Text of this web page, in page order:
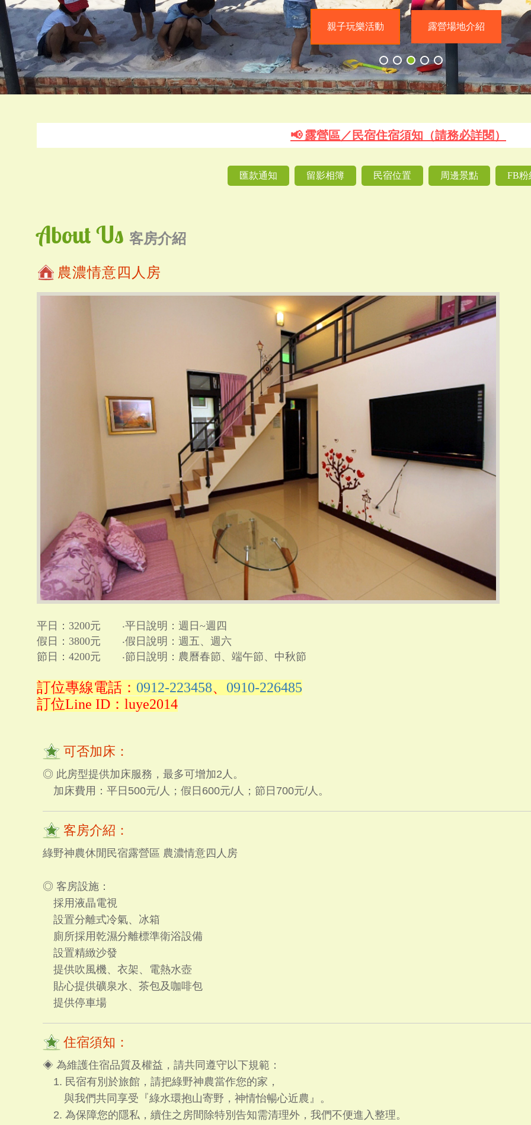
親子玩樂活動 露營場地介紹
親子玩樂活動 露營場地介紹
📢 露營區／民宿住宿須知（請務必詳閱）
匯款通知 留影相簿 民宿位置 周邊景點 FB粉
About Us 客房介紹
農濃情意四人房
平日：3200元 ‧平日說明：週日~週四
假日：3800元 ‧假日說明：週五、週六
節日：4200元 ‧節日說明：農曆春節、端午節、中秋節
訂位專線電話： 0912-223458、 0910-226485
訂位Line ID：luye2014
可否加床：
◎ 此房型提供加床服務，最多可增加2人。
加床費用：平日500元/人；假日600元/人；節日700元/人。
客房介紹：
綠野神農休閒民宿露營區 農濃情意四人房
◎ 客房設施：
採用液晶電視
設置分離式冷氣、冰箱
廁所採用乾濕分離標準衛浴設備
設置精緻沙發
提供吹風機、衣架、電熱水壺
貼心提供礦泉水、茶包及咖啡包
提供停車場
住宿須知：
◈ 為維護住宿品質及權益，請共同遵守以下規範：
1. 民宿有別於旅館，請把綠野神農當作您的家，
與我們共同享受『綠水環抱山寄野，神情怡暢心近農』。
2. 為保障您的隱私，續住之房間除特別告知需清理外，我們不便進入整理。